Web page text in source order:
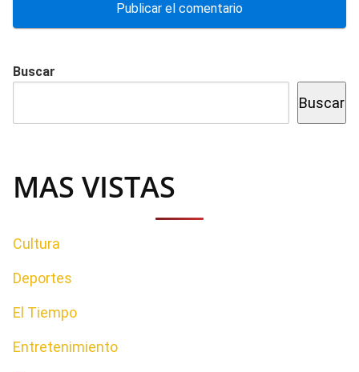
Buscar
Buscar
MAS VISTAS
Cultura
Deportes
El Tiempo
Entretenimiento